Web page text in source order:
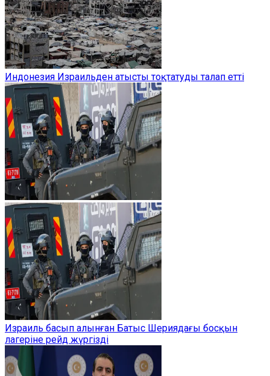
Индонезия Израильден атысты тоқтатуды талап етті
Израиль басып алынған Батыс Шериядағы босқын
лагеріне рейд жүргізді